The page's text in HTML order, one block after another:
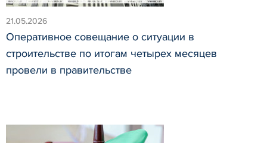
21.05.2026
Оперативное совещание о ситуации в
строительстве по итогам четырех месяцев
провели в правительстве